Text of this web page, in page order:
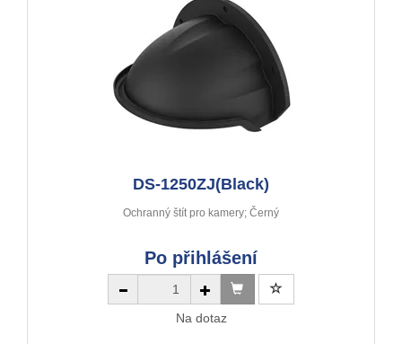
DS-1250ZJ(Black)
Ochranný štít pro kamery; Černý
Po přihlášení
Na dotaz